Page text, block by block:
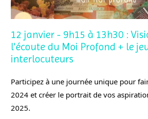
12 janvier - 9h15 à 13h30 :
l'écoute du Moi Profond + le
interlocuteurs
Participez à une journée unique pour
2024 et créer le portrait de vos
2025.